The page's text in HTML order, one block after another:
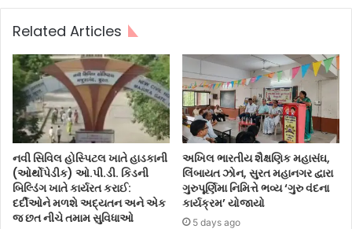
Related Articles
નવી સિવિલ હોસ્પિટલ ખાતે હાડકાની
(ઓર્થોપેડીક) ઓ.પી.ડી. કિડની
બિલ્ડિંગ ખાતે કાર્યરત કરાઈ:
દર્દીઓને મળશે અદ્યતન અને એક
જ છત નીચે તમામ સુવિધાઓ
અખિલ ભારતીય શૈક્ષણિક મહાસંઘ,
લિંબાયત ઝોન, સુરત મહાનગર દ્વારા
ગુરુપૂર્ણિમા નિમિત્તે ભવ્ય ‘ગુરુ વંદના
કાર્યક્રમ’ યોજાયો
5 days ago